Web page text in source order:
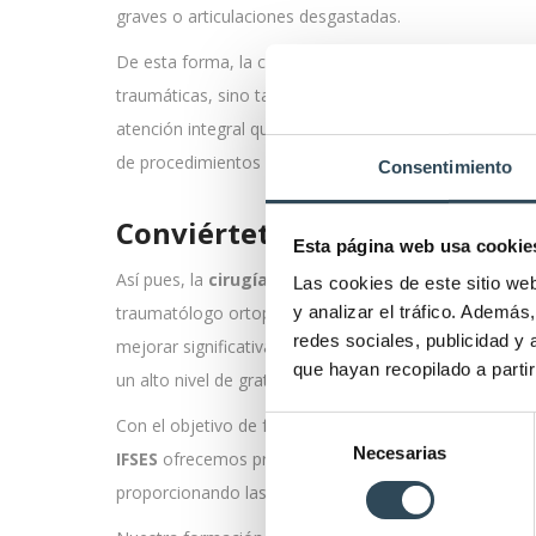
Consentimiento
Esta página web usa
Las cookies de este sitio
y analizar el tráfico.
redes sociales, publicidad y
que hayan recopilado a
Selección
de
consentimiento
Necesarias
graves o articulaciones desgastadas.
De esta forma, la colaboración entre la
traumáticas, sino también
atención integral que garantiza que los pacientes
de procedimientos quirúrgicos o métodos no
Conviértete en enfermera de
Así pues, la cirugía ortopédicay latraumatología
traumatólogo ortopedista a la cabeza y el apoyo
mejorar significativamente la calidad de vida de las
un alto nivel de gratificación al contribuir
Con el objetivo de formar a profesionales
IFSES ofrecemos programas formativos específicos
proporcionando las herramientas necesarias para